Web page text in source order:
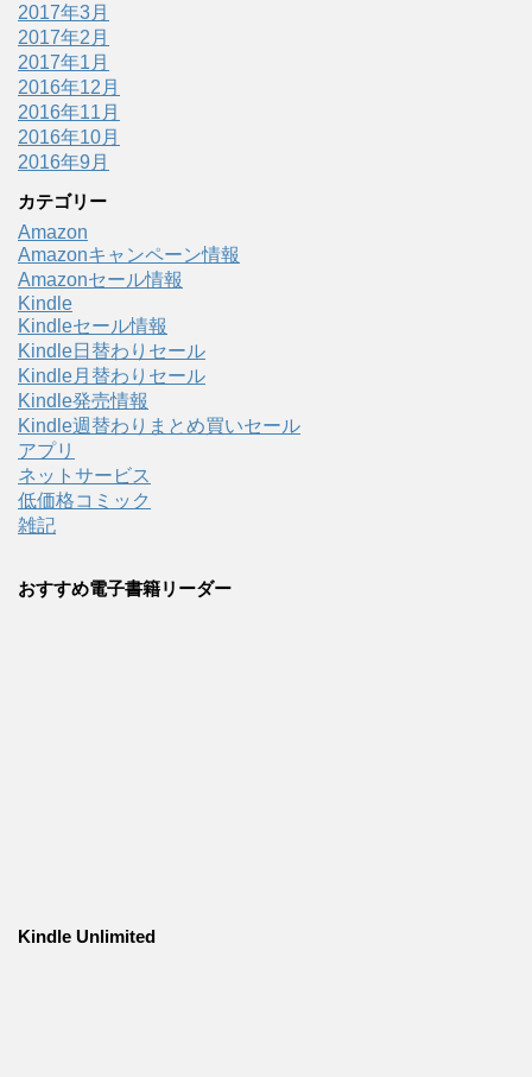
2017年3月
2017年2月
2017年1月
2016年12月
2016年11月
2016年10月
2016年9月
カテゴリー
Amazon
Amazonキャンペーン情報
Amazonセール情報
Kindle
Kindleセール情報
Kindle日替わりセール
Kindle月替わりセール
Kindle発売情報
Kindle週替わりまとめ買いセール
アプリ
ネットサービス
低価格コミック
雑記
おすすめ電子書籍リーダー
Kindle Unlimited